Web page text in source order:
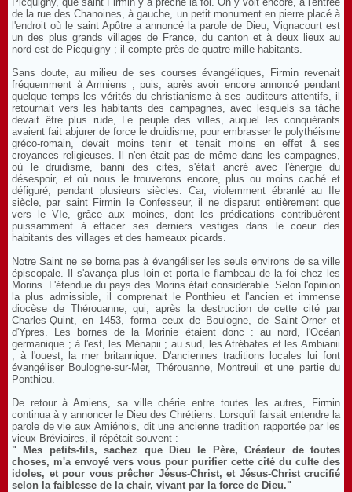
de la rue des Chanoines, à gauche, un petit monument en pierre placé à
l'endroit où le saint Apôtre a annoncé la parole de Dieu, Vignacourt est
un des plus grands villages de France, du canton et à deux lieux au
nord-est de Picquigny ; il compte près de quatre mille habitants.
Sans doute, au milieu de ses courses évangéliques, Firmin revenait
fréquemment à Amniens ; puis, après avoir encore annoncé pendant
quelque temps les vérités du christianisme à ses auditeurs attentifs, il
retournait vers les habitants des campagnes, avec lesquels sa tâche
devait être plus rude, Le peuple des villes, auquel les conquérants
avaient fait abjurer de force le druidisme, pour embrasser le polythéisme
gréco-romain, devait moins tenir et tenait moins en effet â ses
croyances religieuses. Il n'en était pas de même dans les campagnes,
où le druidisme, banni des cités, s'était ancré avec l'énergie du
désespoir, et où nous le trouverons encore, plus ou moins caché et
défiguré, pendant plusieurs siècles. Car, violemment ébranlé au IIe
siècle, par saint Firmin le Confesseur, il ne disparut entièrement que
vers le VIe, grâce aux moines, dont les prédications contribuèrent
puissamment à effacer ses derniers vestiges dans le coeur des
habitants des villages et des hameaux picards.
Notre Saint ne se borna pas à évangéliser les seuls environs de sa ville
épiscopale. Il s'avança plus loin et porta le flambeau de la foi chez les
Morins. L'étendue du pays des Morins était considérable. Selon l'opinion
la plus admissible, il comprenait le Ponthieu et l'ancien et immense
diocèse de Thérouanne, qui, après la destruction de cette cité par
Charles-Quint, en 1453, forma ceux de Boulogne, de Saint-Orner et
d'Ypres. Les bornes de la Morinie étaient donc : au nord, l'Océan
germanique ; à l'est, les Ménapii ; au sud, les Atrébates et les Ambianii
; à l'ouest, la mer britannique. D'anciennes traditions locales lui font
évangéliser Boulogne-sur-Mer, Thérouanne, Montreuil et une partie du
Ponthieu.
De retour à Amiens, sa ville chérie entre toutes les autres, Firmin
continua à y annoncer le Dieu des Chrétiens. Lorsqu'il faisait entendre la
parole de vie aux Amiénois, dit une ancienne tradition rapportée par les
vieux Bréviaires, il répétait souvent :
" Mes petits-fils, sachez que Dieu le Père, Créateur de toutes
choses, m'a envoyé vers vous pour purifier cette cité du culte des
idoles, et pour vous prêcher Jésus-Christ, et Jésus-Christ crucifié
selon la faiblesse de la chair, vivant par la force de Dieu."